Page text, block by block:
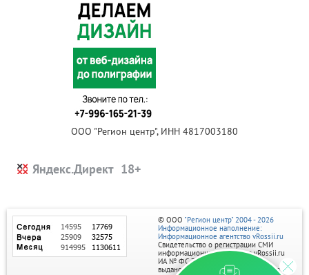
ООО "Регион центр", ИНН 4817003180
Яндекс.Директ
© ООО "Регион центр" 2004 - 2026
Информационное наполнение:
Информационное агентство vRossii.ru
Свидетельство о регистрации СМИ
информационного агентства vRossii.ru
ИА № ФС 77‑35502
выдано РОСКОМНАДЗОРом 04 марта